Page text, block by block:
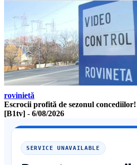
rovinietă
Escrocii profită de sezonul
[B1tv] - 6/08/2026